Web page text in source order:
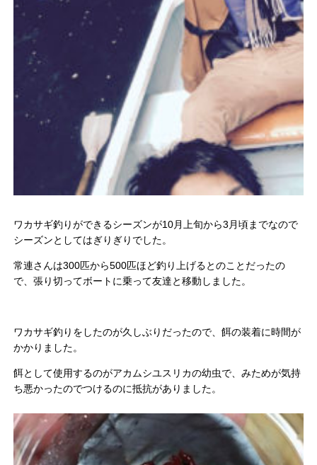
ワカサギ釣りができるシーズンが10月上旬から3月頃までなので
シーズンとしてはぎりぎりでした。
常連さんは300匹から500匹ほど釣り上げるとのことだったの
で、張り切ってボートに乗って友達と移動しました。
ワカサギ釣りをしたのが久しぶりだったので、餌の装着に時間が
かかりました。
餌として使用するのがアカムシユスリカの幼虫で、みためが気持
ち悪かったのでつけるのに抵抗がありました。